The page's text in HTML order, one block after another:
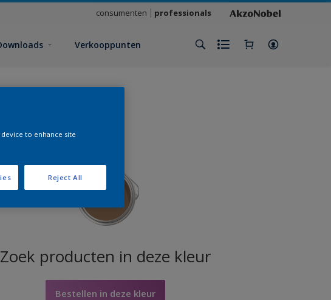
consumenten professionals
Verkooppunten
Zoek producten in deze kleur
Bestellen in deze kleur
to enhance site
Reject All